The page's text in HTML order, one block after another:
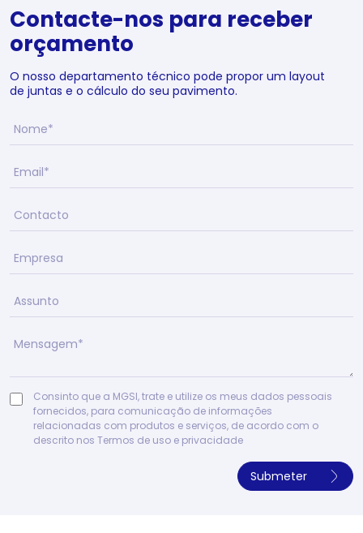
Contacte-nos para receber
orçamento
O nosso departamento técnico pode propor um layout
de juntas e o cálculo do seu pavimento.
Consinto que a MGSI, trate e utilize os meus dados pessoais
fornecidos, para comunicação de informações
relacionadas com produtos e serviços, de acordo com o
descrito nos Termos de uso e privacidade
Submeter